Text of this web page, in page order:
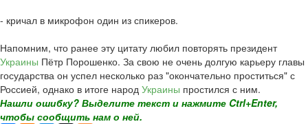
- кричал в микрофон один из спикеров.
Напомним, что ранее эту цитату любил повторять президент
Украины Пётр Порошенко. За свою не очень долгую карьеру главы
государства он успел несколько раз "окончательно проститься" с
Россией, однако в итоге народ Украины простился с ним.
Нашли ошибку? Выделите текст и нажмите Ctrl+Enter,
чтобы сообщить нам о ней.